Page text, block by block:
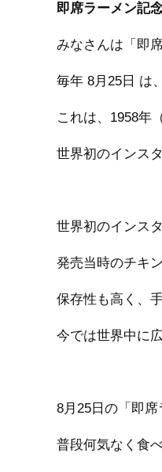
即席ラーメン記念
みなさんは「即
毎年 8月25日 は
これは、1958年
世界初のインス
世界初のインス
発売当時のチキ
保存性も高く、
今では世界中に
8月25日の「即
普段何気なく食